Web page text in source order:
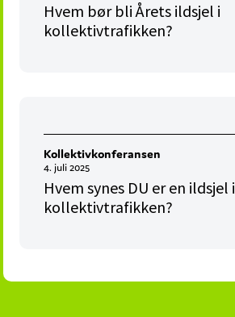
Hvem bør bli Årets ildsjel i
kollektivtrafikken?
Kollektivkonferansen
4. juli 2025
Hvem synes DU er en ildsjel i
kollektivtrafikken?